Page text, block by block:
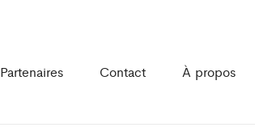
Partenaires Contact À propos